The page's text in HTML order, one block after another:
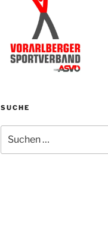
SUCHE
nach: